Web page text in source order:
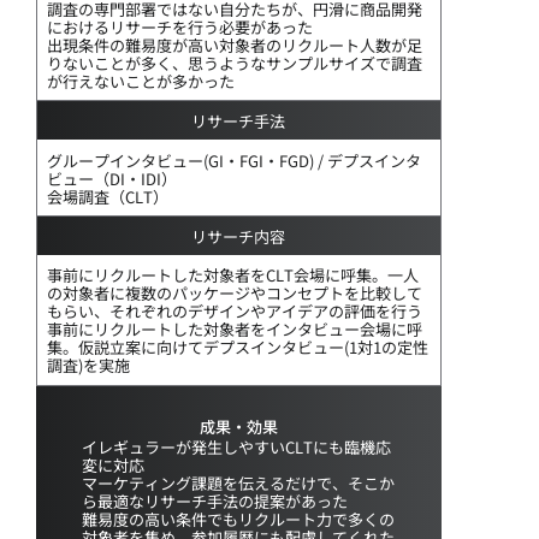
調査の専門部署ではない自分たちが、円滑に商品開発
におけるリサーチを行う必要があった
出現条件の難易度が高い対象者のリクルート人数が足
りないことが多く、思うようなサンプルサイズで調査
が行えないことが多かった
リサーチ手法
グループインタビュー(GI・FGI・FGD) / デプスインタ
ビュー（DI・IDI）
会場調査（CLT）
リサーチ内容
事前にリクルートした対象者をCLT会場に呼集。一人
の対象者に複数のパッケージやコンセプトを比較して
もらい、それぞれのデザインやアイデアの評価を行う
事前にリクルートした対象者をインタビュー会場に呼
集。仮説立案に向けてデプスインタビュー(1対1の定性
調査)を実施
成果・効果
イレギュラーが発生しやすいCLTにも臨機応
変に対応
マーケティング課題を伝えるだけで、そこか
ら最適なリサーチ手法の提案があった
難易度の高い条件でもリクルート力で多くの